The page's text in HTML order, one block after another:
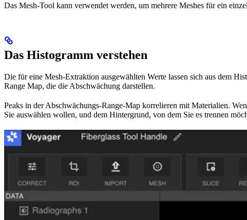
Das Mesh-Tool kann verwendet werden, um mehrere Meshes für ein
Das Histogramm verstehen
Die für eine Mesh-Extraktion ausgewählten Werte lassen sich aus dem
Range Map, die die Abschwächung darstellen.
Peaks in der Abschwächungs-Range-Map korrelieren mit Materialien.
Sie auswählen wollen, und dem Hintergrund, von dem Sie es trennen